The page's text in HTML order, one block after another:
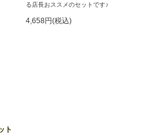
る店長おススメのセットです♪
4,658円(税込)
ト